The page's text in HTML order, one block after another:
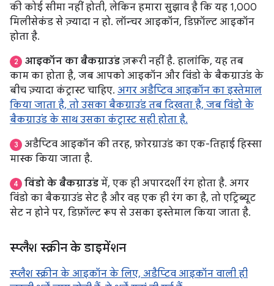
की कोई सीमा नहीं होती, लेकिन हमारा सुझाव है कि यह 1,000
मिलीसेकंड से ज़्यादा न हो. लॉन्चर आइकॉन, डिफ़ॉल्ट आइकॉन
होता है.
2 आइकॉन का बैकग्राउंड ज़रूरी नहीं है. हालांकि, यह तब
काम का होता है, जब आपको आइकॉन और विंडो के बैकग्राउंड के
बीच ज़्यादा कंट्रास्ट चाहिए. अगर अडैप्टिव आइकॉन का इस्तेमाल
किया जाता है, तो उसका बैकग्राउंड तब दिखता है, जब विंडो के
बैकग्राउंड के साथ उसका कंट्रास्ट सही होता है.
3
अडैप्टिव आइकॉन की तरह, फ़ोरग्राउंड का एक-तिहाई हिस्सा
मास्क किया जाता है.
4 विंडो के बैकग्राउंड में, एक ही अपारदर्शी रंग होता है. अगर
विंडो का बैकग्राउंड सेट है और वह एक ही रंग का है, तो एट्रिब्यूट
सेट न होने पर, डिफ़ॉल्ट रूप से उसका इस्तेमाल किया जाता है.
स्प्लैश स्क्रीन के डाइमेंशन
स्प्लैश स्क्रीन के आइकॉन के लिए, अडैप्टिव आइकॉन वाली ही